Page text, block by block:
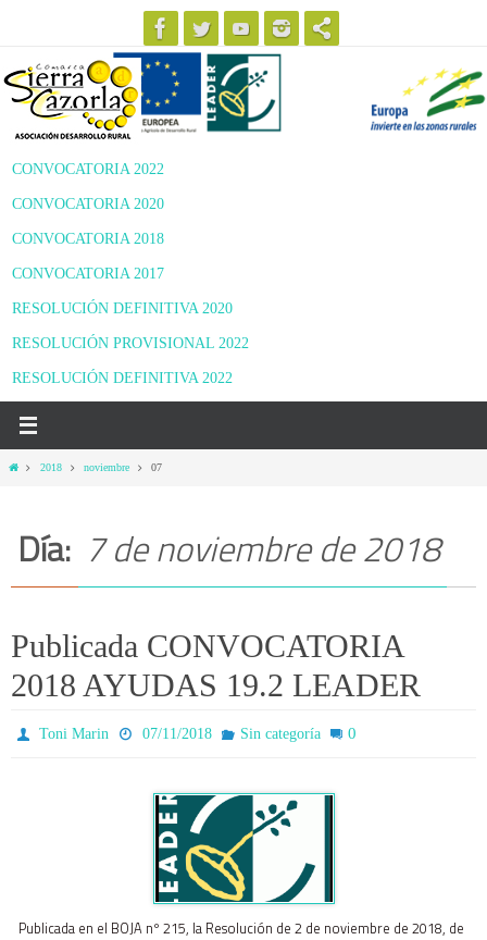
contenido
CONVOCATORIA 2022
CONVOCATORIA 2020
CONVOCATORIA 2018
CONVOCATORIA 2017
RESOLUCIÓN DEFINITIVA 2020
RESOLUCIÓN PROVISIONAL 2022
RESOLUCIÓN DEFINITIVA 2022
Inicio2018 noviembre 07
Día: 7 de noviembre de 2018
Publicada CONVOCATORIA
2018 AYUDAS 19.2 LEADER
Toni Marin 07/11/2018 Sin categoría 0
Publicada en el BOJA nº 215, la Resolución de 2 de noviembre de 2018, de